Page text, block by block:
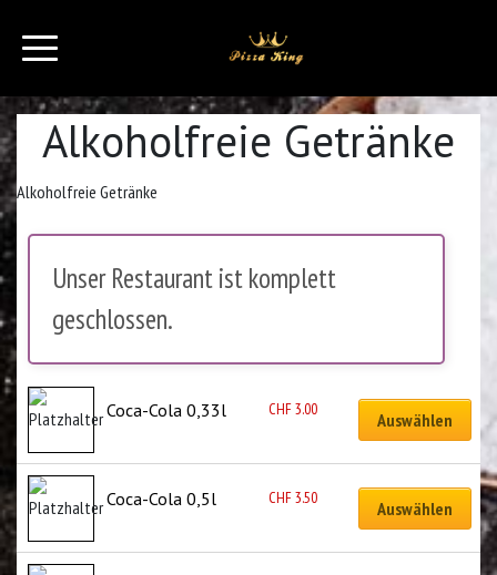
Alkoholfreie Getränke
Alkoholfreie Getränke
Unser Restaurant ist komplett
geschlossen.
Coca-Cola 0,33l CHF3.00 Auswählen
Coca-Cola 0,5l CHF3.50 Auswählen